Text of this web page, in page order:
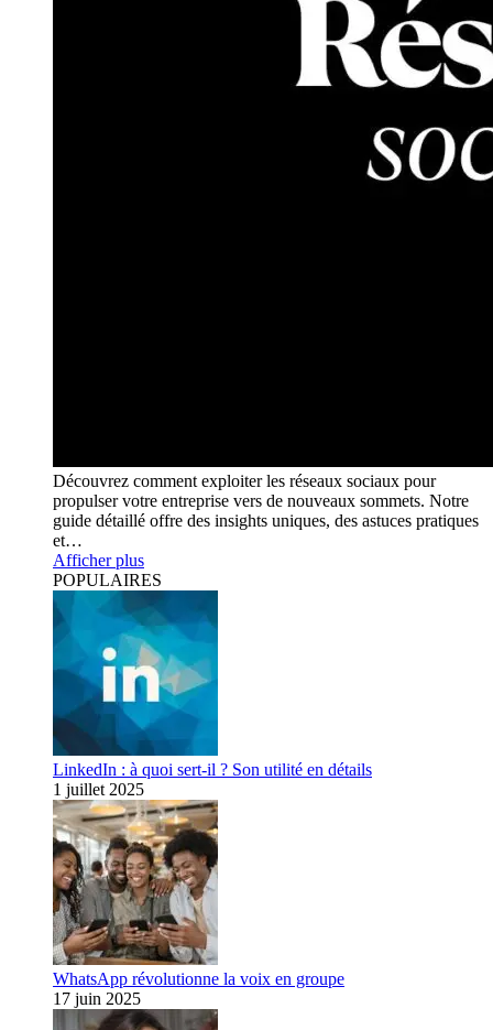
Découvrez comment exploiter les réseaux sociaux pour
propulser votre entreprise vers de nouveaux sommets. Notre
guide détaillé offre des insights uniques, des astuces pratiques
et…
Afficher plus
POPULAIRES
LinkedIn : à quoi sert-il ? Son utilité en détails
1 juillet 2025
WhatsApp révolutionne la voix en groupe
17 juin 2025